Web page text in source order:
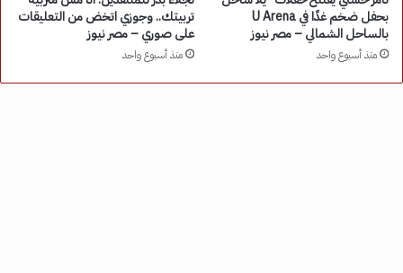
بحفل ضخم غدًا في U Arena
بالساحل الشمالي – مصر نيوز
منذ أسبوع واحد
تربيتك.. وجوزي اتخض من التعليقات
على صوري – مصر نيوز
منذ أسبوع واحد